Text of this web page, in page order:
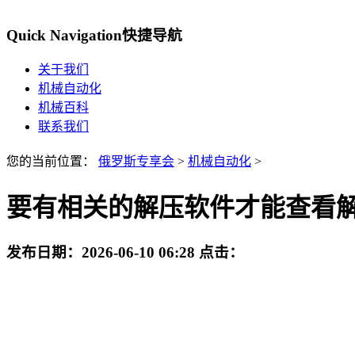
Quick Navigation快捷导航
关于我们
机械自动化
机械百科
联系我们
您的当前位置： 俄罗斯专享会 > 机械自动化 >
要有相关的解压软件才能查看
发布日期： 2026-06-10 06:28 点击：